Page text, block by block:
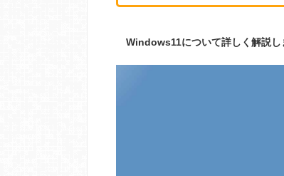
Windows11について詳しく解説し